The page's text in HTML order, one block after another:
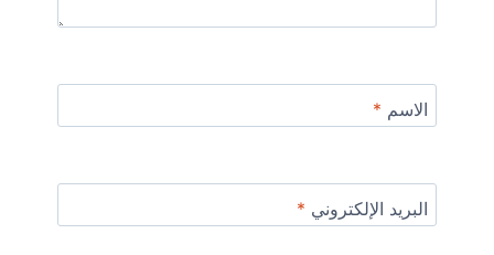
الاسم *
البريد الإلكتروني *